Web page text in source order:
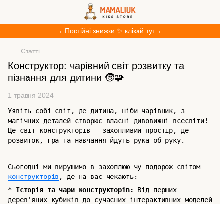
→ Постійні знижки ✨ клікай тут ←
Статті
Конструктор: чарівний світ розвитку та
пізнання для дитини 🧒🧩
1 травня 2024
Уявіть собі світ, де дитина, ніби чарівник, з
магічних деталей створює власні дивовижні всесвіти!
Це світ конструкторів – захопливий простір, де
розвиток, гра та навчання йдуть рука об руку.
Сьогодні ми вирушимо в захоплюю чу подорож світом
конструкторів , де на вас чекають:
* Історія та чари конструкторів: Від перших
дерев'яних кубиків до сучасних інтерактивних моделей